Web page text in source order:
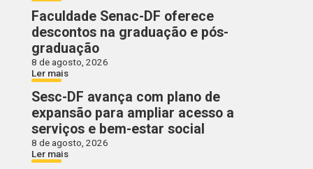
Faculdade Senac-DF oferece
descontos na graduação e pós-
graduação
8 de agosto, 2026
Ler mais
Sesc-DF avança com plano de
expansão para ampliar acesso a
serviços e bem-estar social
8 de agosto, 2026
Ler mais